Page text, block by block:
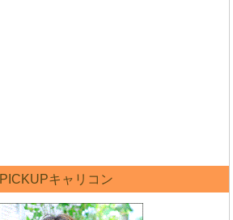
PICKUPキャリコン